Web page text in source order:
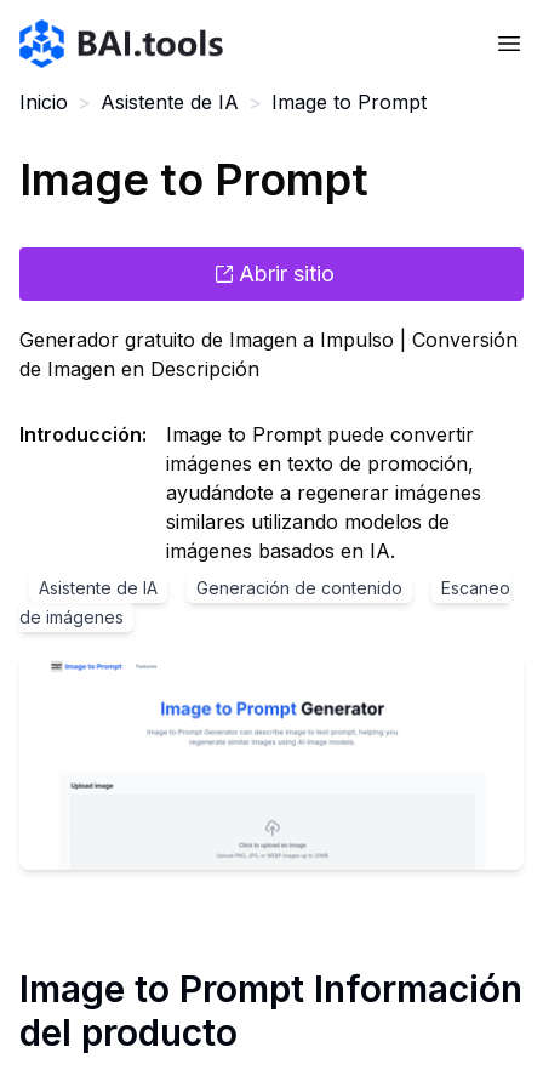
Bai.tools
Inicio > Asistente de IA > Image to Prompt
Image to Prompt
Abrir sitio
Generador gratuito de Imagen a Impulso | Conversión
de Imagen en Descripción
Introducción:
Image to Prompt puede convertir
imágenes en texto de promoción,
ayudándote a regenerar imágenes
similares utilizando modelos de
imágenes basados en IA.
Asistente de IA Generación de contenido
Escaneo
de imágenes
Image to Prompt Información
del producto